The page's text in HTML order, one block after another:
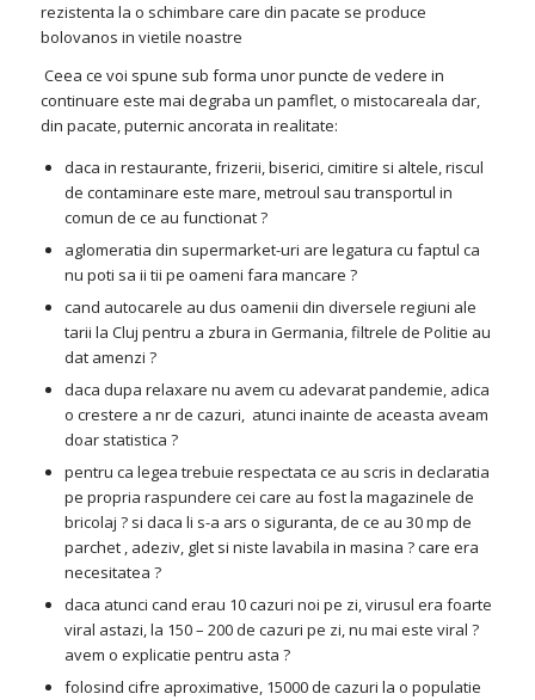
rezistenta la o schimbare care din pacate se produce
bolovanos in vietile noastre
Ceea ce voi spune sub forma unor puncte de vedere in
continuare este mai degraba un pamflet, o mistocareala dar,
din pacate, puternic ancorata in realitate:
daca in restaurante, frizerii, biserici, cimitire si altele, riscul
de contaminare este mare, metroul sau transportul in
comun de ce au functionat ?
aglomeratia din supermarket-uri are legatura cu faptul ca
nu poti sa ii tii pe oameni fara mancare ?
cand autocarele au dus oamenii din diversele regiuni ale
tarii la Cluj pentru a zbura in Germania, filtrele de Politie au
dat amenzi ?
daca dupa relaxare nu avem cu adevarat pandemie, adica
o crestere a nr de cazuri, atunci inainte de aceasta aveam
doar statistica ?
pentru ca legea trebuie respectata ce au scris in declaratia
pe propria raspundere cei care au fost la magazinele de
bricolaj ? si daca li s-a ars o siguranta, de ce au 30 mp de
parchet , adeziv, glet si niste lavabila in masina ? care era
necesitatea ?
daca atunci cand erau 10 cazuri noi pe zi, virusul era foarte
viral astazi, la 150 – 200 de cazuri pe zi, nu mai este viral ?
avem o explicatie pentru asta ?
folosind cifre aproximative, 15000 de cazuri la o populatie